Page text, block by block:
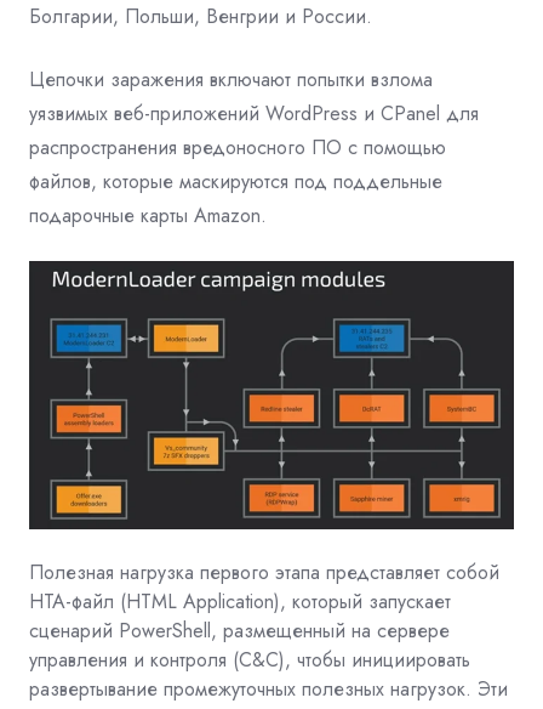
Болгарии, Польши, Венгрии и России.
Цепочки заражения включают попытки взлома
уязвимых веб-приложений WordPress и CPanel для
распространения вредоносного ПО с помощью
файлов, которые маскируются под поддельные
подарочные карты Amazon.
Полезная нагрузка первого этапа представляет собой
HTA-файл (HTML Application), который запускает
сценарий PowerShell, размещенный на сервере
управления и контроля (C&С), чтобы инициировать
развертывание промежуточных полезных нагрузок. Эти